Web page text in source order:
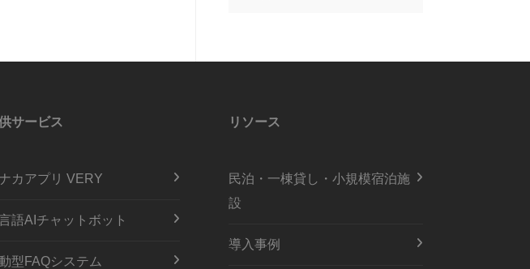
サービス
カアプリ VERY
語AIチャットボット
型FAQシステム
リソース
民泊・一棟貸し・小規模宿泊施
設
導入事例